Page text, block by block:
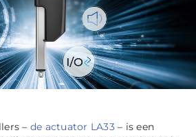
– de actuator LA33– is een